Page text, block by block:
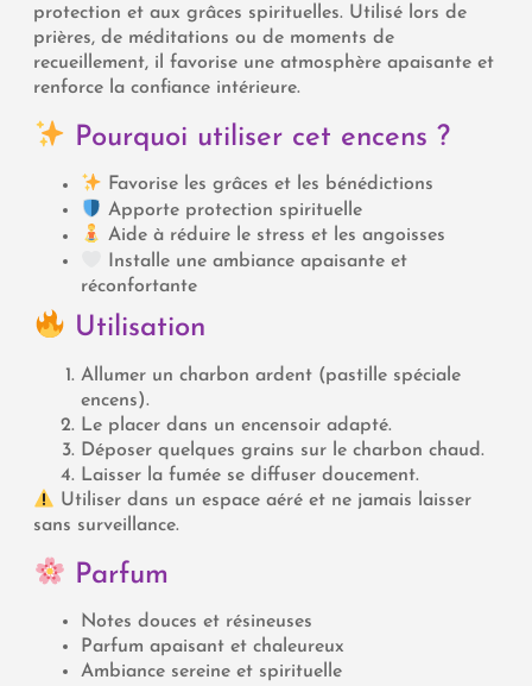
protection et aux grâces spirituelles. Utilisé lors de
prières, de méditations ou de moments de
recueillement, il favorise une atmosphère apaisante et
renforce la confiance intérieure.
Pourquoi utiliser cet encens ?
Favorise les grâces et les bénédictions
Apporte protection spirituelle
Aide à réduire le stress et les angoisses
Installe une ambiance apaisante et
réconfortante
Utilisation
Allumer un charbon ardent (pastille spéciale
encens).
Le placer dans un encensoir adapté.
Déposer quelques grains sur le charbon chaud.
Laisser la fumée se diffuser doucement.
Utiliser dans un espace aéré et ne jamais laisser
sans surveillance.
Parfum
Notes douces et résineuses
Parfum apaisant et chaleureux
Ambiance sereine et spirituelle